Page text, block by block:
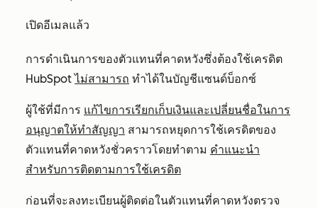
เปิดอีเมลแล้ว
การดำเนินการของตัวแทนที่คาดหวังซึ่งต้องใช้เครดิต
HubSpotไม่สามารถ ทำได้ในบัญชีแซนด์บ็อกซ์
ผู้ใช้ที่มีการ แก้ไขการเรียกเก็บเงินและเปลี่ยนชื่อในการ
อนุญาตให้ทำสัญญา สามารถหยุดการใช้เครดิตของ
ตัวแทนที่คาดหวังชั่วคราวโดยทำตาม คำแนะนำ
สำหรับการติดตามการใช้เครดิต
ก่อนที่จะลงทะเบียนผู้ติดต่อในตัวแทนที่คาดหวังตรวจ